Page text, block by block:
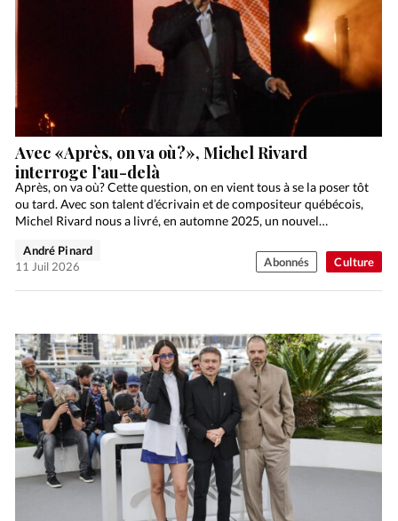
Culture
Avec «Après, on va où?», Michel Rivard
interroge l’au-delà
Après, on va où? Cette question, on en vient tous à se la poser tôt
ou tard. Avec son talent d’écrivain et de compositeur québécois,
Michel Rivard nous a livré, en automne 2025, un nouvel…
André Pinard
11 Juil 2026
Abonnés